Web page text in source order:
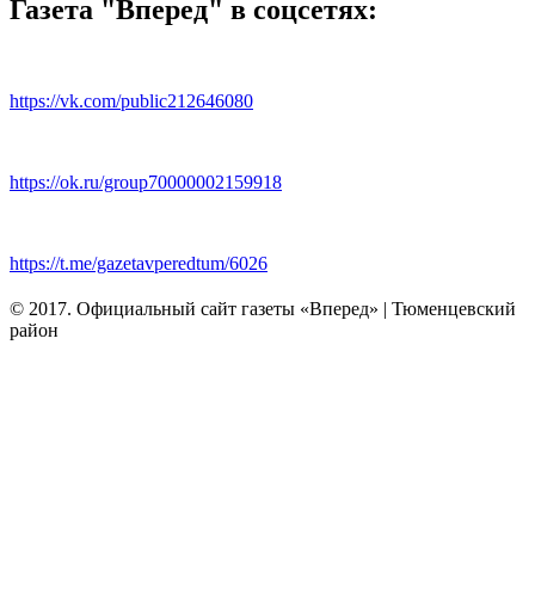
Газета "Вперед" в соцсетях:
https://vk.com/public212646080
https://ok.ru/group70000002159918
https://t.me/gazetavperedtum/6026
© 2017. Официальный сайт газеты «Вперед» | Тюменцевский
район